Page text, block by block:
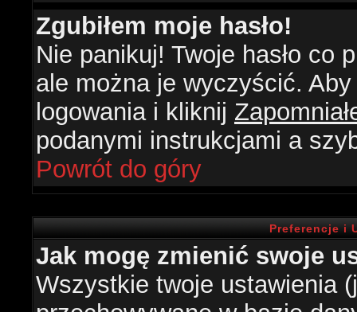
Zgubiłem moje hasło!
Nie panikuj! Twoje hasło co
ale można je wyczyścić.
logowania i kliknij
podanymi instrukcjami a
Powrót do góry
Preferencje i
Jak mogę zmienić swoje
Wszystkie twoje ustawienia